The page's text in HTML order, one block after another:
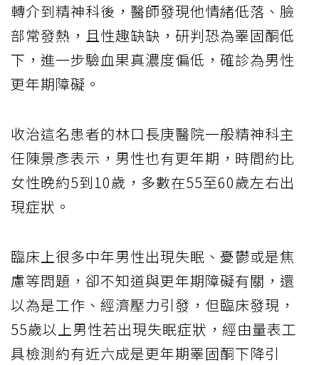
轉介到精神科後，醫師發現他情緒低落、臉
部常發熱，且性趣缺缺，研判恐為睪固酮低
下，進一步驗血果真濃度偏低，確診為男性
更年期障礙。
收治這名患者的林口長庚醫院一般精神科主
任陳景彥表示，男性也有更年期，時間約比
女性晚約5到10歲，多數在55至60歲左右出
現症狀。
臨床上很多中年男性出現失眠、憂鬱或是焦
慮等問題，卻不知道與更年期障礙有關，還
以為是工作、經濟壓力引發，但臨床發現，
55歲以上男性若出現失眠症狀，經由量表工
具檢測約有近六成是更年期睪固酮下降引